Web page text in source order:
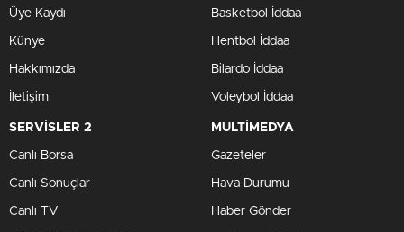
Üye Kaydı
Künye
Hakkımızda
İletişim
Basketbol İddaa
Hentbol İddaa
Bilardo İddaa
Voleybol İddaa
SERVİSLER 2
Canlı Borsa
Canlı Sonuçlar
Canlı TV
MULTİMEDYA
Gazeteler
Hava Durumu
Haber Gönder